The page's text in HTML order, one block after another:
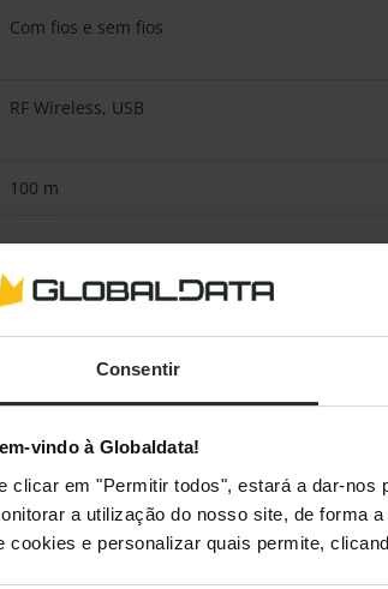
Consentir
vindo à Globaldata!
clicar em "Permitir todos", estará a dar-
a utilização do nosso site, de forma
cookies e personalizar quais permite,
Com fios e sem fios
RF Wireless, USB
100 m
Bateria
Ião-lítio